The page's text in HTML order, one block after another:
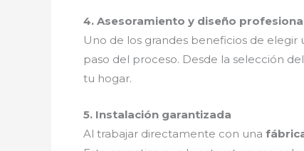
4. Asesoramiento y diseño
Uno de los grandes beneficios de elegir
paso del proceso. Desde la selección
tu hogar.
5. Instalación garantizada
Al trabajar directamente con una